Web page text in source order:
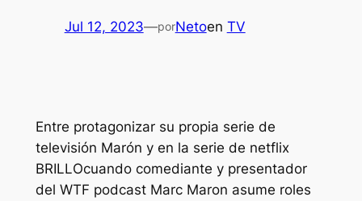
Jul 12, 2023—porNetoen TV
Entre protagonizar su propia serie de
televisión Marón y en la serie de netflix
BRILLOcuando comediante y presentador
del WTF podcast Marc Maron asume roles